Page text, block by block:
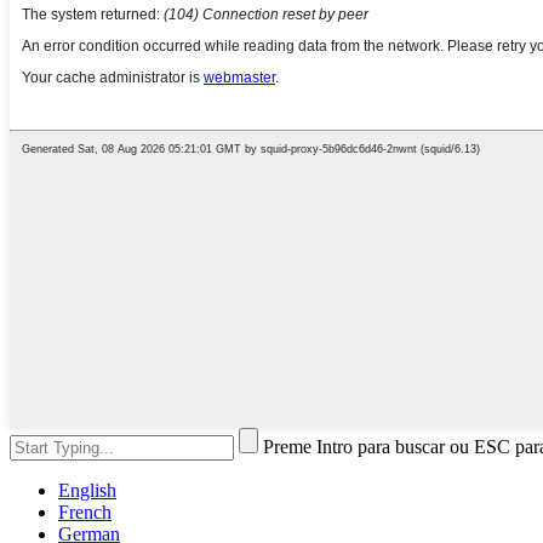
Preme Intro para buscar ou ESC
English
French
German